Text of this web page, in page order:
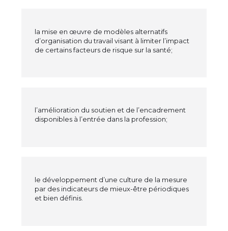
la mise en œuvre de modèles alternatifs
d’organisation du travail visant à limiter l’impact
de certains facteurs de risque sur la santé;
l’amélioration du soutien et de l’encadrement
disponibles à l’entrée dans la profession;
le développement d’une culture de la mesure
par des indicateurs de mieux-être périodiques
et bien définis.